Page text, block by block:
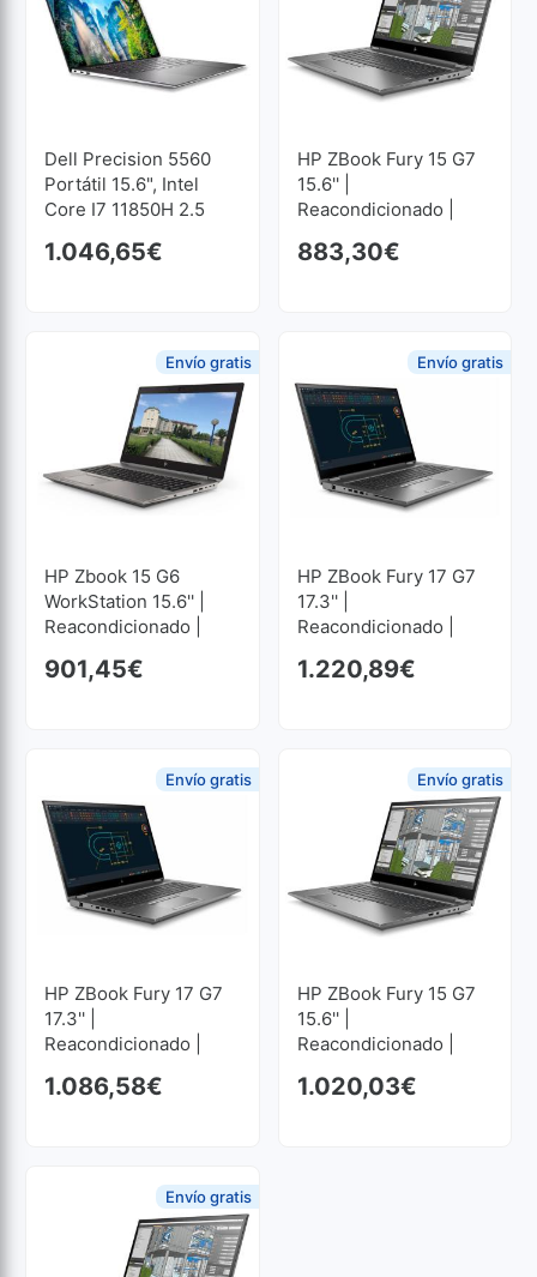
Dell Precision 5560
Portátil 15.6", Intel
Core I7 11850H 2.5
512 GB SSD M2
1.046,65€
HP ZBook Fury 15 G7
15.6'' |
Reacondicionado |
GB RAM | 1024 GB
883,30€
HP Zbook 15 G6
WorkStation 15.6'' |
Reacondicionado |
GB RAM | 512 GB SSD
901,45€
Envío gratis
HP ZBook Fury 17 G7
17.3'' |
Reacondicionado |
GB RAM | 1024 GB
1.220,89€
Envío gratis
HP ZBook Fury 17 G7
17.3'' |
Reacondicionado |
GB RAM | 512 GB SSD
1.086,58€
Envío gratis
HP ZBook Fury 15 G7
15.6'' |
Reacondicionado |
GB RAM | 1024 GB
1.020,03€
Envío gratis
Envío gratis